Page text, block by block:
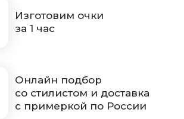
Изготовим очки
за 1 час
Онлайн подбор
со стилистом и доставка
с примеркой по России